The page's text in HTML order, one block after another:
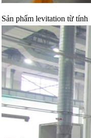
Sản phẩm levitation từ tính